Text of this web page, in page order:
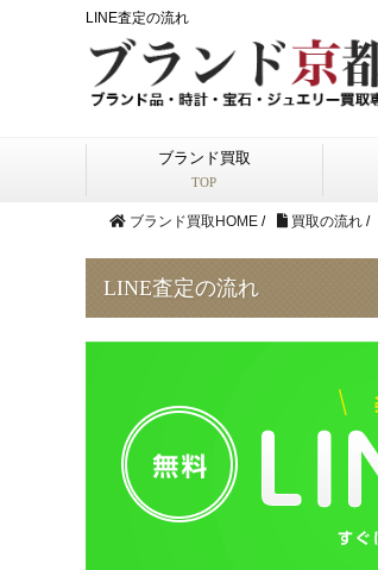
LINE査定の流れ
ブランド買取
TOP
ブランド買取HOME / 買取の流れ /
LINE査定の流れ